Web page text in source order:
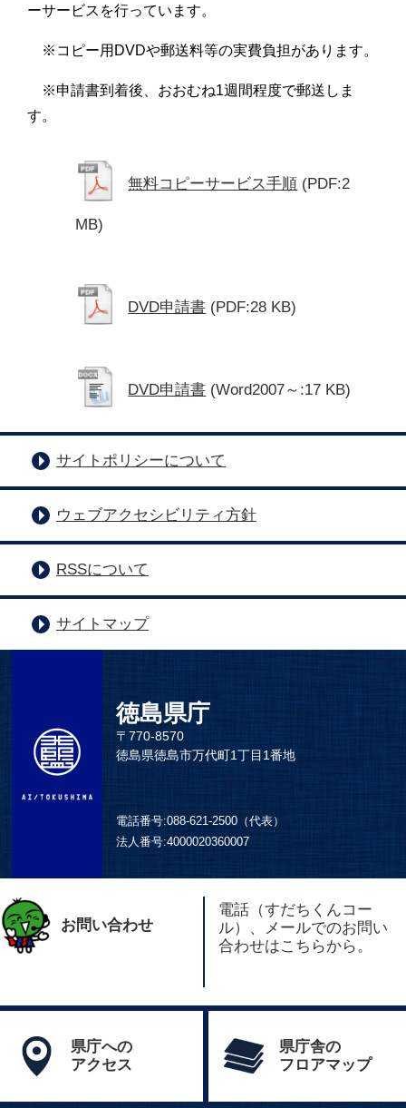
ーサービスを行っています。
※コピー用DVDや郵送料等の実費負担があります。
※申請書到着後、おおむね1週間程度で郵送しま
す。
無料コピーサービス手順 (PDF:2
MB)
DVD申請書 (PDF:28 KB)
DVD申請書 (Word2007～:17 KB)
サイトポリシーについて
ウェブアクセシビリティ方針
RSSについて
サイトマップ
徳島県庁
〒770-8570
徳島県徳島市万代町1丁目1番地
電話番号:088-621-2500（代表）
法人番号:4000020360007
お問い合わせ
電話（すだちくんコー
ル）、メールでのお問い
合わせはこちらから。
県庁への
アクセス
県庁舎の
フロアマップ